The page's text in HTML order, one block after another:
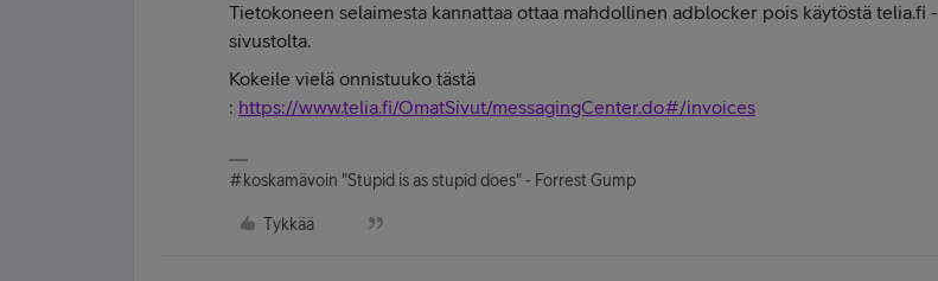
Tietokoneen selaimesta kannattaa ottaa mahdollinen adblocker pois käytöstä telia.fi -
sivustolta.
Kokeile vielä onnistuuko tästä
: https://www.telia.fi/OmatSivut/messagingCenter.do#/invoices
#koskamävoin "Stupid is as stupid does" - Forrest Gump
Tykkää